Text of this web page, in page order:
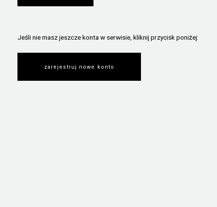
Jeśli nie masz jeszcze konta w serwisie, kliknij przycisk poniżej:
zarejestruj nowe konto